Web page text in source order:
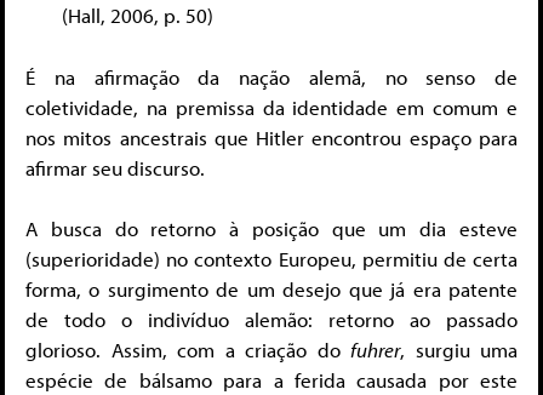
(Hall, 2006, p. 50)
É na afirmação da nação alemã, no senso de
coletividade, na premissa da identidade em comum e
nos mitos ancestrais que Hitler encontrou espaço para
afirmar seu discurso.
A busca do retorno à posição que um dia esteve
(superioridade) no contexto Europeu, permitiu de certa
forma, o surgimento de um desejo que já era patente
de todo o indivíduo alemão: retorno ao passado
glorioso. Assim, com a criação do fuhrer, surgiu uma
espécie de bálsamo para a ferida causada por este